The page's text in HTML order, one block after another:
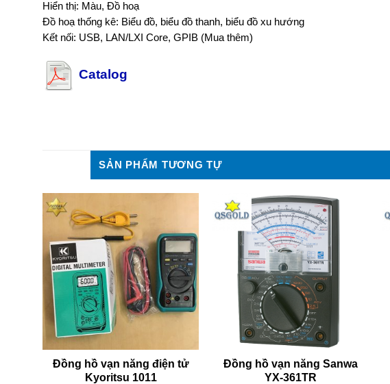
Hiển thị: Màu, Đồ hoạ
Đồ hoạ thống kê: Biểu đồ, biểu đồ thanh, biểu đồ xu hướng
Kết nối: USB, LAN/LXI Core, GPIB (Mua thêm)
Catalog
SẢN PHẨM TƯƠNG TỰ
Đồng hồ vạn năng điện tử
Kyoritsu 1011
Đồng hồ vạn năng Sanwa
YX-361TR